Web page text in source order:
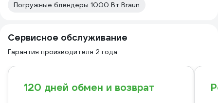
Погружные блендеры 1000 Вт Braun
Сервисное обслуживание
Гарантия производителя 2 года
120 дней обмен и возврат